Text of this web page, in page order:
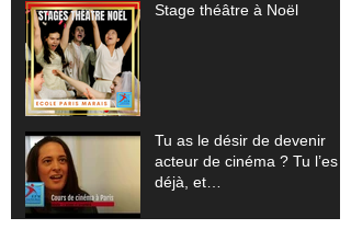
Stage théâtre à Noël
Tu as le désir de devenir
acteur de cinéma ? Tu l’es
déjà, et…